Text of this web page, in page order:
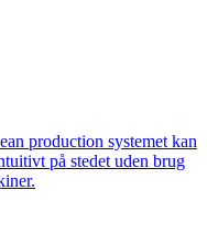
production systemet kan
på stedet uden brug